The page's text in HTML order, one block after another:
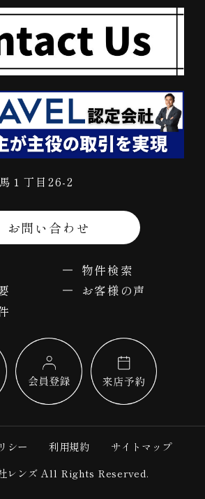
１丁目26-2
お問い合わせ
物件検索
お客様の声
シー 利用規約
サイトマップ
レンズ All Rights Reserved.